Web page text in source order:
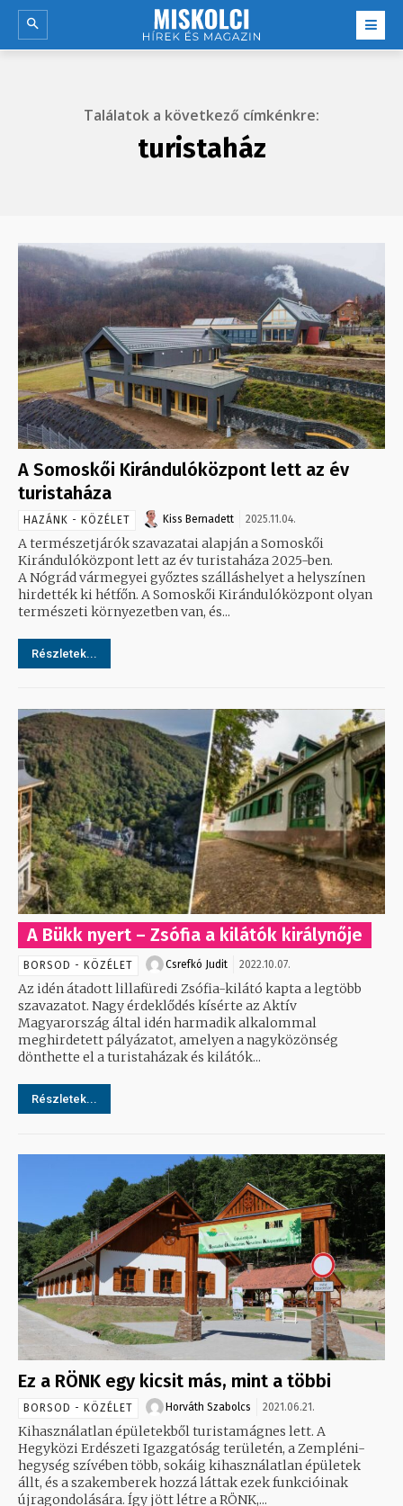
Találatok a következő címkénkre:
turistaház
A Somoskői Kirándulóközpont lett az év
turistaháza
HAZÁNK - KÖZÉLET Kiss Bernadett 2025.11.04.
A természetjárók szavazatai alapján a Somoskői
Kirándulóközpont lett az év turistaháza 2025-ben.
A Nógrád vármegyei győztes szálláshelyet a helyszínen
hirdették ki hétfőn. A Somoskői Kirándulóközpont olyan
természeti környezetben van, és...
Részletek...
A Bükk nyert – Zsófia a kilátók királynője
BORSOD - KÖZÉLET Csrefkó Judit 2022.10.07.
Az idén átadott lillafüredi Zsófia-kilátó kapta a legtöbb
szavazatot. Nagy érdeklődés kísérte az Aktív
Magyarország által idén harmadik alkalommal
meghirdetett pályázatot, amelyen a nagyközönség
dönthette el a turistaházak és kilátók...
Részletek...
Ez a RÖNK egy kicsit más, mint a többi
BORSOD - KÖZÉLET Horváth Szabolcs 2021.06.21.
Kihasználatlan épületekből turistamágnes lett. A
Hegyközi Erdészeti Igazgatóság területén, a Zempléni-
hegység szívében több, sokáig kihasználatlan épületek
állt, és a szakemberek hozzá láttak ezek funkcióinak
újragondolására. Így jött létre a RÖNK,...